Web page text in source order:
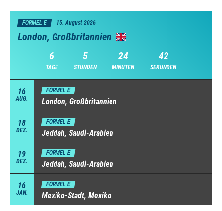
FORMEL E 15. August 2026
London, Großbritannien
6
TAGE
5
STUNDEN
24
MINUTEN
42
SEKUNDEN
16
AUG.
FORMEL E
London, Großbritannien
18
DEZ.
FORMEL E
Jeddah, Saudi-Arabien
19
DEZ.
FORMEL E
Jeddah, Saudi-Arabien
16
JAN.
FORMEL E
Mexiko-Stadt, Mexiko